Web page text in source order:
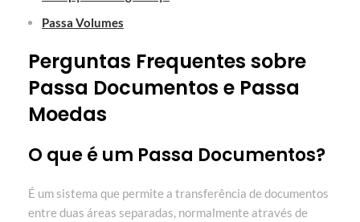
Passa Volumes
Perguntas Frequentes sobre
Passa Documentos e Passa
Moedas
O que é um Passa Documentos?
É um sistema que permite a transferência de documentos
entre duas áreas separadas, normalmente através de